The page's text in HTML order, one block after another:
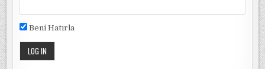
Beni Hatırla